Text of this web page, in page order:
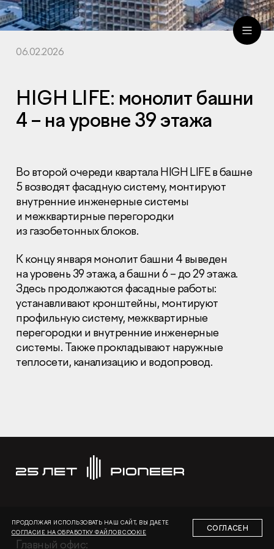
Раскрытие информации
+7 (495) 502 95 59
+7 (495) 641-35-35
© 2001-2026 Компания «Пионер»
06.02.2026
HIGH LIFE: монолит башни
4 – на уровне 39 этажа
Во второй очереди квартала HIGH LIFE в башне
5 возводят фасадную систему, монтируют
внутренние инженерные системы
и межквартирные перегородки
из газобетонных блоков.
К концу января монолит башни 4 выведен
на уровень 39 этажа, а башни 6 – до 29 этажа.
Здесь продолжаются фасадные работы:
устанавливают кронштейны, монтируют
профильную систему, межквартирные
перегородки и внутренние инженерные
системы. Также прокладывают наружные
теплосети, канализацию и водопровод.
Глaвный oфиc:
ПРОДОЛЖАЯ ИСПОЛЬЗОВАТЬ НАШ САЙТ, ВЫ ДАЕТЕ
СОГЛАСИЕ НА ОБРАБОТКУ ФАЙЛОВ COOKIE
СОГЛАСЕН